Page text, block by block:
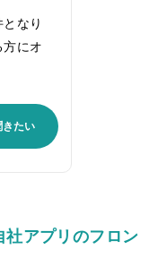
なり
にオ
たい
アプリのフロン